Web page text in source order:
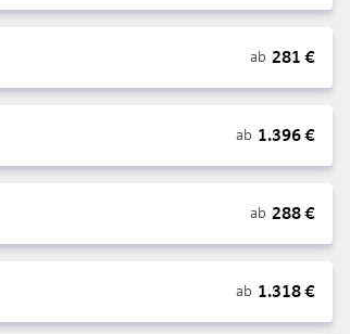
ab 281 €
ab 1.396€
ab 288€
ab 1.318€